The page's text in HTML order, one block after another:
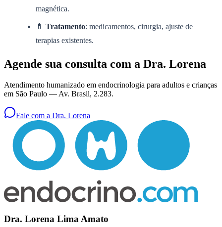
magnética.
💊 Tratamento: medicamentos, cirurgia, ajuste de
terapias existentes.
Agende sua consulta com a Dra. Lorena
Atendimento humanizado em endocrinologia para adultos e crianças
em São Paulo — Av. Brasil, 2.283.
Fale com a Dra. Lorena
Dra. Lorena Lima Amato